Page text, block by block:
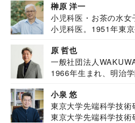
榊原 洋一
小児科医・お茶の水女
小児科医。1951年東
原 哲也
一般社団法人
JAPAN代表・言語聴
1966年生まれ、明治
小泉 悠
東京大学先端科学技
東京大学先端科学技